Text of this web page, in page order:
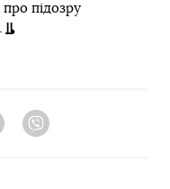
підозру
Telegram